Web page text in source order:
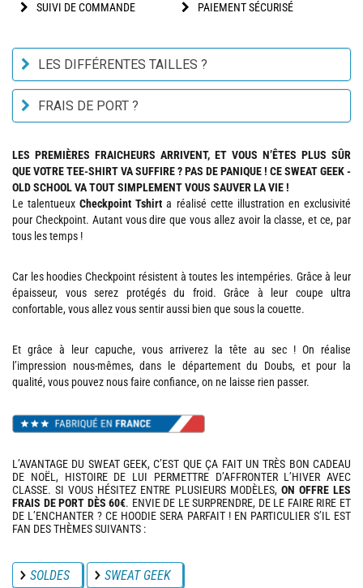
SUIVI DE COMMANDE PAIEMENT SÉCURISÉ
LES DIFFÉRENTES TAILLES ?
FRAIS DE PORT ?
LES PREMIÈRES FRAICHEURS ARRIVENT, ET VOUS N’ÊTES PLUS SÛR
QUE VOTRE TEE-SHIRT VA SUFFIRE ? PAS DE PANIQUE ! CE SWEAT GEEK -
OLD SCHOOL VA TOUT SIMPLEMENT VOUS SAUVER LA VIE !
Le talentueuxCheckpoint Tshirt a réalisé cette illustration en exclusivité
pour Checkpoint. Autant vous dire que vous allez avoir la classe, et ce, par
tous les temps !
Car les hoodies Checkpoint résistent à toutes les intempéries. Grâce à leur
épaisseur, vous serez protégés du froid. Grâce à leur coupe ultra
confortable, vous allez vous sentir aussi bien que sous la couette.
Et grâce à leur capuche, vous arriverez la tête au sec ! On réalise
l’impression nous-mêmes, dans le département du Doubs, et pour la
qualité, vous pouvez nous faire confiance, on ne laisse rien passer.
L’AVANTAGE DU SWEAT GEEK, C’EST QUE ÇA FAIT UN TRÈS BON CADEAU
DE NOËL, HISTOIRE DE LUI PERMETTRE D’AFFRONTER L’HIVER AVEC
CLASSE. SI VOUS HÉSITEZ ENTRE PLUSIEURS MODÈLES, ON OFFRE LES
FRAIS DE PORT DÈS 60€. ENVIE DE LE SURPRENDRE, DE LE FAIRE RIRE ET
DE L’ENCHANTER ? CE HOODIE SERA PARFAIT ! EN PARTICULIER S’IL EST
FAN DES THÈMES SUIVANTS :
SOLDES SWEAT GEEK